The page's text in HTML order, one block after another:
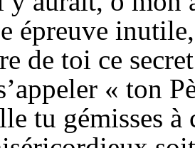
épreuve
de toi ce
« ton
tu gémisses